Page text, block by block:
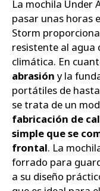
La mochila Under
pasar unas horas
Storm
resistente al agua
climática. En
abrasión y la
portátiles de
se trata de un
fabricación de
simple que se
frontal. La
forrado para
a su diseño